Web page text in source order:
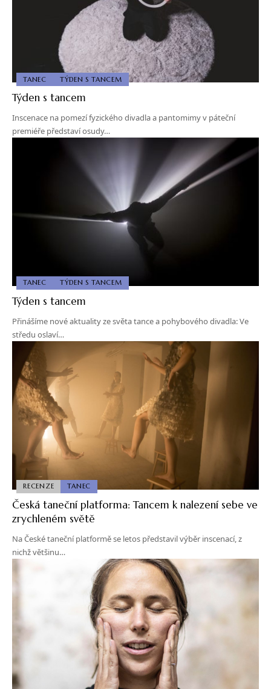
TANEC TÝDEN S TANCEM
Týden s tancem
Inscenace na pomezí fyzického divadla a pantomimy v páteční
premiéře představí osudy…
TANEC TÝDEN S TANCEM
Týden s tancem
Přinášíme nové aktuality ze světa tance a pohybového divadla: Ve
středu oslaví…
RECENZE TANEC
Česká taneční platforma: Tancem k nalezení sebe ve
zrychleném světě
Na České taneční platformě se letos představil výběr inscenací, z
nichž většinu…